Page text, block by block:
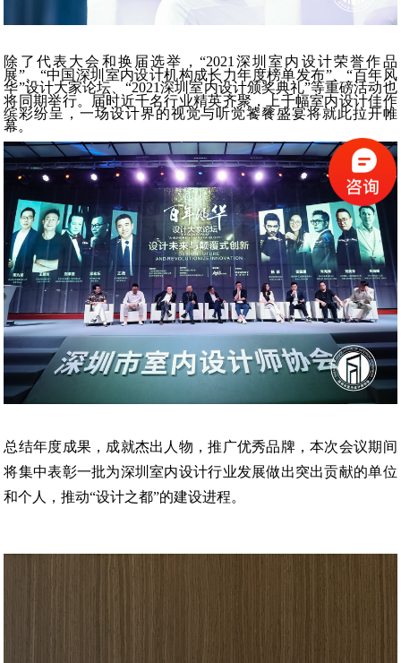
除了代表大会和换届选举，“2021 深圳室内设计荣誉作品
展”、“中国深圳室内设计机构成长力年度榜单发布”、“百年风
华”设计大家论坛、“2021深圳室内设计颁奖典礼”等重磅活动也
将同期举行。届时近千名行业精英齐聚，上千幅室内设计佳作
缤彩纷呈，一场设计界的视觉与听觉饕餮盛宴将就此拉开帷
幕。
总结年度成果，成就杰出人物，推广优秀品牌，本次会议期间
将集中表彰一批为深圳室内设计行业发展做出突出贡献的单位
和个人，推动“设计之都”的建设进程。